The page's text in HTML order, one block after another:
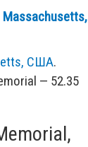
Massachusetts,
США.
— 52.35